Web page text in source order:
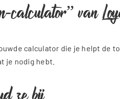
van
calculator die je helpt de
je nodig hebt.